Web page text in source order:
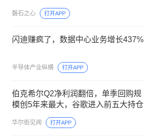
磐石之心 打开APP
闪迪赚疯了，数据中心业务增长437%
半导体产业纵横 打开APP
伯克希尔Q2净利润翻倍，单季回购规
模创5年来最大，谷歌进入前五大持仓
华尔街见闻 打开APP